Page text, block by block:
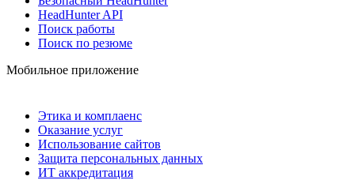
HeadHunter API
Поиск работы
Поиск по резюме
Мобильное приложение
Этика и комплаенс
Оказание услуг
Использование сайтов
Защита персональных данных
ИТ аккредитация